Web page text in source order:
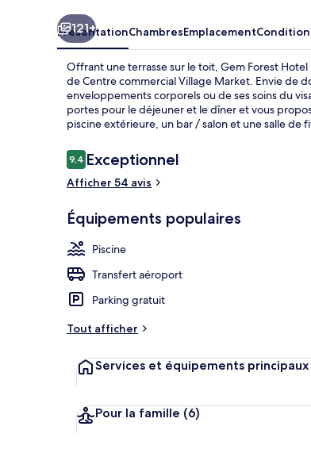
121+
PrésentationChambresEmplacement
Offrant une terrasse sur le toit, Gem Forest
de Centre commercial Village Market. Envie de
enveloppements corporels ou de ses soins du
portes pour le déjeuner et le dîner et vous
piscine extérieure, un bar / salon et une salle de
Avis
voyageurs
9,49,4 sur 10
Exceptionnel
Afficher 54 avis
Équipements populaires
Piscine
Transfert aéroport
Parking gratuit
Tout afficher
Services et équipements principaux
Pour la famille (6)